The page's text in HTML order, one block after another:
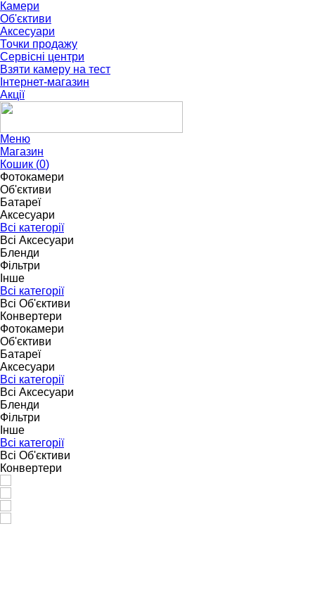
Камери
Об'єктиви
Аксесуари
Точки продажу
Сервісні центри
Взяти камеру на тест
Інтернет-магазин
Акції
Меню
Магазин
Кошик (0)
Фотокамери
Об'єктиви
Батареї
Аксесуари
Всі категорії
Всі Аксесуари
Бленди
Фільтри
Інше
Всі категорії
Всі Об'єктиви
Конвертери
Фотокамери
Об'єктиви
Батареї
Аксесуари
Всі категорії
Всі Аксесуари
Бленди
Фільтри
Інше
Всі категорії
Всі Об'єктиви
Конвертери